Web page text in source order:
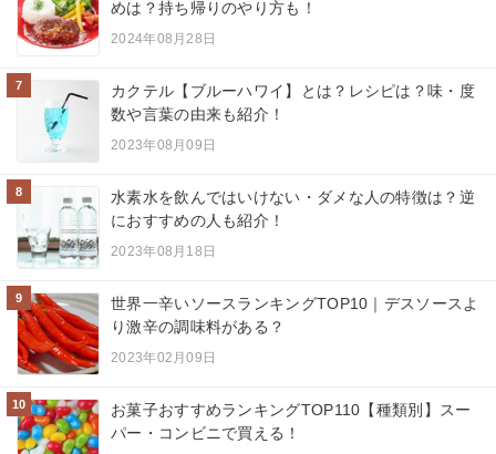
めは？持ち帰りのやり方も！
2024年08月28日
7
カクテル【ブルーハワイ】とは？レシピは？味・度
数や言葉の由来も紹介！
2023年08月09日
8
水素水を飲んではいけない・ダメな人の特徴は？逆
におすすめの人も紹介！
2023年08月18日
9
世界一辛いソースランキングTOP10｜デスソースよ
り激辛の調味料がある？
2023年02月09日
10
お菓子おすすめランキングTOP110【種類別】スー
パー・コンビニで買える！